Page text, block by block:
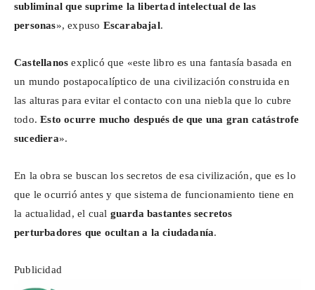
subliminal que suprime la libertad intelectual de las
personas», expuso Escarabajal.
Castellanosexplicó que «este libro es una fantasía basada en
un mundo postapocalíptico de una civilización construida en
las alturas para evitar el contacto con una niebla que lo cubre
todo.Esto ocurre mucho después de que una gran catástrofe
sucediera».
En la obra se buscan los secretos de esa civilización, que es lo
que le ocurrió antes y que sistema de funcionamiento tiene en
la actualidad, el cual guarda bastantes secretos
perturbadores que ocultan a la ciudadanía.
Publicidad